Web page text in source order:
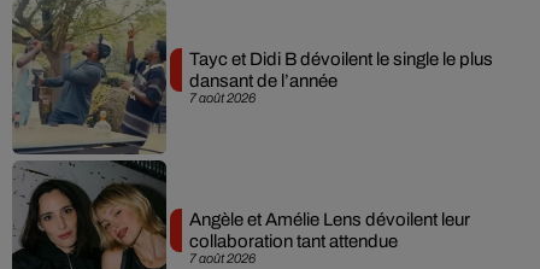
7 août 2026
Tayc et Didi B dévoilent le single le plus
dansant de l’année
7 août 2026
Angèle et Amélie Lens dévoilent leur
collaboration tant attendue